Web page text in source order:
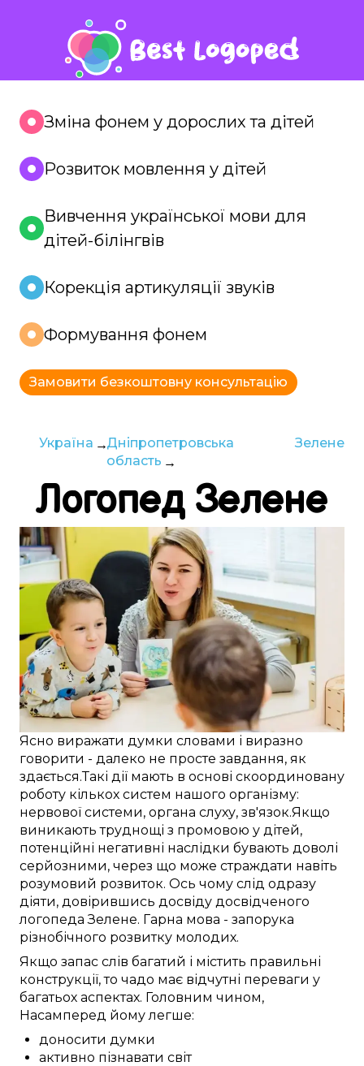
Зміна фонем у дорослих та дітей
Розвиток мовлення у дітей
Вивчення української мови для
дітей-білінгвів
Корекція артикуляції звуків
Формування фонем
Замовити безкоштовну консультацію
Україна
Дніпропетровська
область
Зелене
Логопед Зелене
Ясно виражати думки словами і виразно
говорити - далеко не просте завдання, як
здається.Такі дії мають в основі скоординовану
роботу кількох систем нашого організму:
нервової системи, органа слуху, зв'язок.Якщо
виникають труднощі з промовою у дітей,
потенційні негативні наслідки бувають доволі
серйозними, через що може страждати навіть
розумовий розвиток. Ось чому слід одразу
діяти, довірившись досвіду досвідченого
логопедаЗелене. Гарна мова - запорука
різнобічного розвитку молодих.
Якщо запас слів багатий і містить правильні
конструкції, то чадо має відчутні переваги у
багатьох аспектах. Головним чином,
Насамперед йомулегше:
доносити думки
активно пізнавати світ